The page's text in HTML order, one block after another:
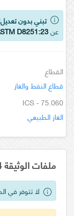
تبني بدون
عنD8251:23
القطاع
قطاع النفط والغاز
ICS - 75.060
الغاز الطبيعي
ملفات الوثيقة GSO ASTM D8251:2024
لا تتوفر في